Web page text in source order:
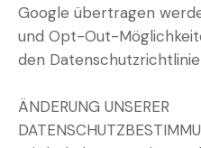
Google übertragen
und Opt-Out-
den
ÄNDERUNG UNSERER